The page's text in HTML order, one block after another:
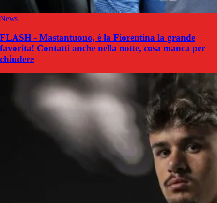
News
FLASH - Mastantuono, è la Fiorentina la grande
favorita! Contatti anche nella notte, cosa manca per
chiudere